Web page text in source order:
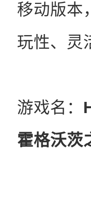
移动版本
玩性、灵
游戏名：
霍格沃茨